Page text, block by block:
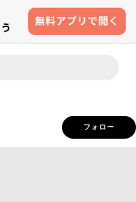
フォロー